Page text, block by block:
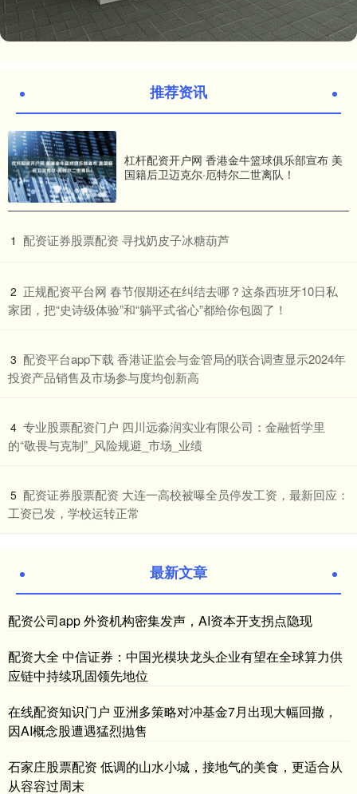
推荐资讯
杠杆配资开户网 香港金牛篮球俱乐部宣布 美
国籍后卫迈克尔·厄特尔二世离队！
1 ​配资证券股票配资 寻找奶皮子冰糖葫芦
2 ​正规配资平台网 春节假期还在纠结去哪？这条西班牙10日私
家团，把“史诗级体验”和“躺平式省心”都给你包圆了！
3 ​配资平台app下载 香港证监会与金管局的联合调查显示2024年
投资产品销售及市场参与度均创新高
4 ​专业股票配资门户 四川远淼润实业有限公司：金融哲学里
的“敬畏与克制”_风险规避_市场_业绩
5 ​配资证券股票配资 大连一高校被曝全员停发工资，最新回应：
工资已发，学校运转正常
最新文章
配资公司app 外资机构密集发声，AI资本开支拐点隐现
配资大全 中信证券：中国光模块龙头企业有望在全球算力供
应链中持续巩固领先地位
在线配资知识门户 亚洲多策略对冲基金7月出现大幅回撤，
因AI概念股遭遇猛烈抛售
石家庄股票配资 低调的山水小城，接地气的美食，更适合从
从容容过周末